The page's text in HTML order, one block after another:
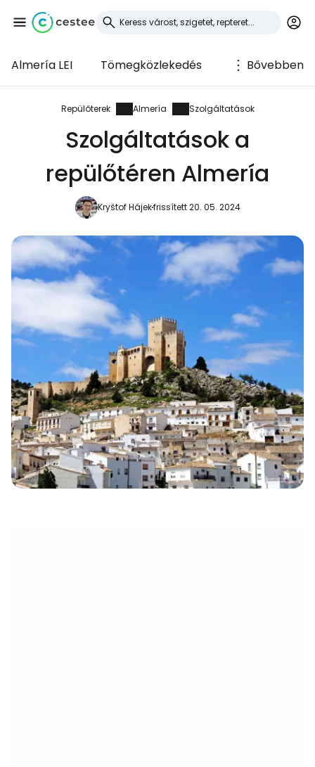
Almería LEI Tömegközlekedés Bővebben
Repülőterek Almería Szolgáltatások
Szolgáltatások a
repülőtéren Almería
Kryštof Hájekfrissített 20. 05. 2024
Bejelentkezés a
Cestee-be
... az utazási közösség világszerte
Folytatás a Facebookkal
Folytassa e-mailben